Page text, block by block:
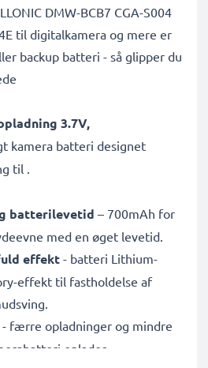
DMW-BCB7 CGA-S004
til digitalkamera og mere er
backup batteri - så glipper du
3.7V,
kamera batteri designet
til .
batterilevetid – 700mAh for
med en øget levetid.
effekt - batteri Lithium-
effekt til fastholdelse af
- færre opladninger og mindre
oplades.